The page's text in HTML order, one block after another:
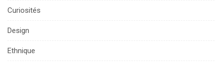
Curiosités
Design
Ethnique